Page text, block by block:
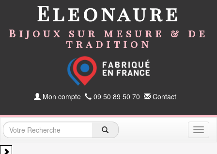
Eleonaure
Bijoux sur mesure & de
tradition
Mon compte 09 50 89 50 70 Contact